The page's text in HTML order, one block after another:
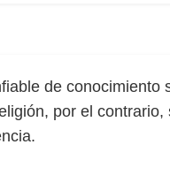
de conocimiento
por el contrario,